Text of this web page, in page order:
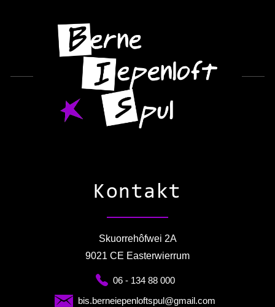
Kontakt
Skuorrehôfwei 2A
9021 CE Easterwierrum
06 - 134 88 000
bis.berneiepenloftspul@gmail.com